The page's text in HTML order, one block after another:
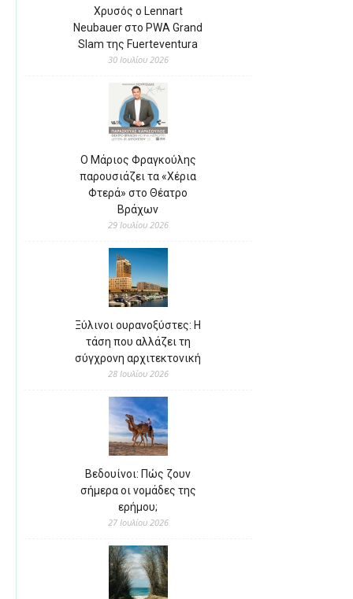
Χρυσός ο Lennart
Neubauer στο PWA Grand
Slam της Fuerteventura
30 Ιουλίου 2026
Ο Μάριος Φραγκούλης
παρουσιάζει τα «Χέρια
Φτερά» στο Θέατρο
Βράχων
29 Ιουλίου 2026
Ξύλινοι ουρανοξύστες: Η
τάση που αλλάζει τη
σύγχρονη αρχιτεκτονική
28 Ιουλίου 2026
Βεδουίνοι: Πώς ζουν
σήμερα οι νομάδες της
ερήμου;
27 Ιουλίου 2026